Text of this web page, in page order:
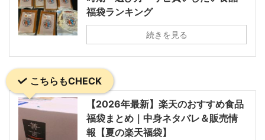
福袋ランキング
続きを見る
こちらもCHECK
【2026年最新】楽天のおすすめ食品
福袋まとめ｜中身ネタバレ＆販売情
報【夏の楽天福袋】